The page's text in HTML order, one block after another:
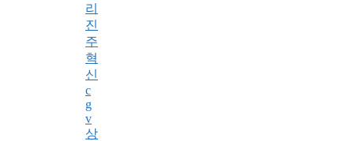
리
진
주
혁
신
c
g
v
상